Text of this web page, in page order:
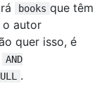
books que têm
o autor
quer isso, é
AND
.